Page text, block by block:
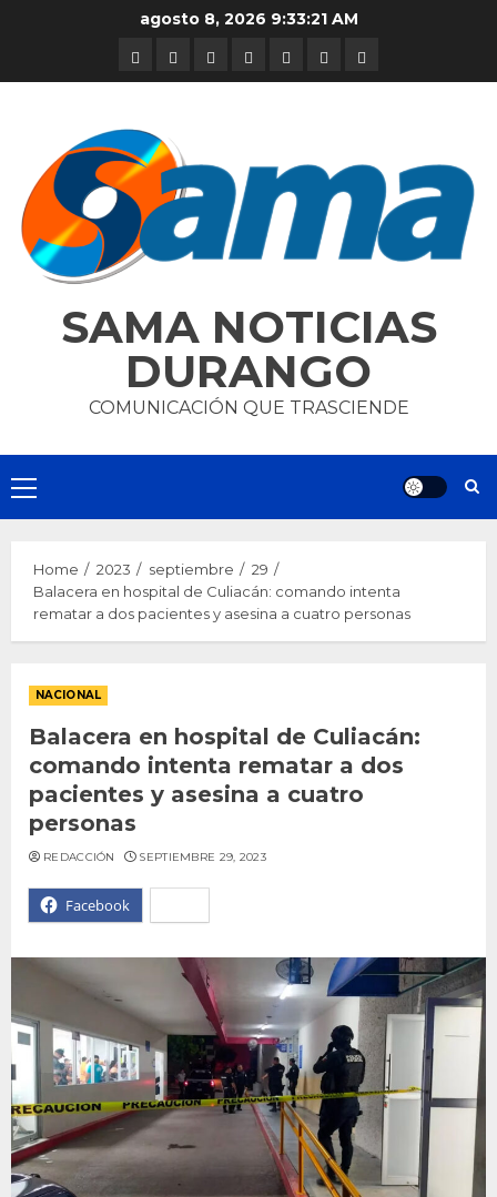
agosto 8, 2026 9:33:21 AM
DURANGO
NACIONAL
INTERNACIONAL
DEPORTES
ENTRETENIMIENTO
CIENCIA
Y
OPINION
SAMA NOTICIAS
DURANGO
COMUNICACIÓN QUE TRASCIENDE
Primary
Menu
Home 2023 septiembre
29
Balacera en hospital de Culiacán: comando intenta
rematar a dos pacientes y asesina a cuatro personas
NACIONAL
Balacera en hospital de Culiacán:
comando intenta rematar a dos
pacientes y asesina a cuatro
personas
Facebook
REDACCIÓN SEPTIEMBRE 29, 2023